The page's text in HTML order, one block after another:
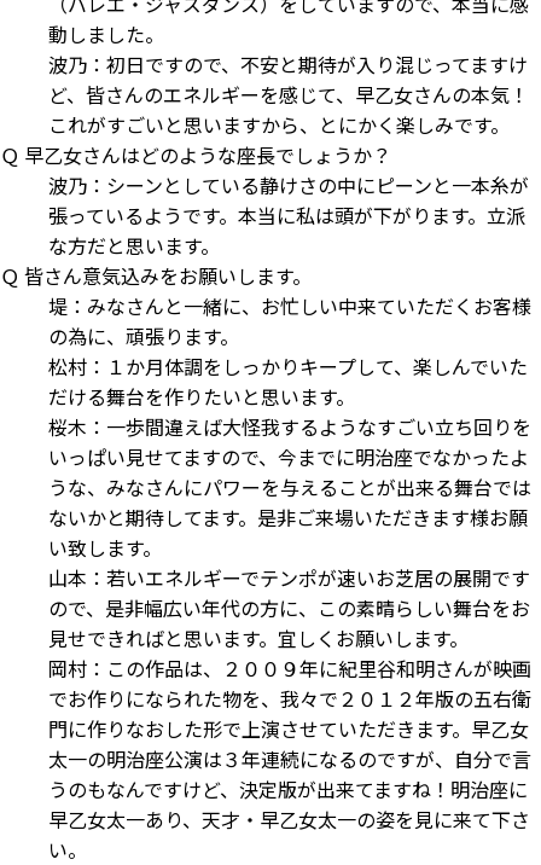
動しました。
波乃：初日ですので、不安と期待が入り混じってますけ
ど、皆さんのエネルギーを感じて、早乙女さんの本気！
これがすごいと思いますから、とにかく楽しみです。
Ｑ 早乙女さんはどのような座長でしょうか？
波乃：シーンとしている静けさの中にピーンと一本糸が
張っているようです。本当に私は頭が下がります。立派
な方だと思います。
Ｑ 皆さん意気込みをお願いします。
堤：みなさんと一緒に、お忙しい中来ていただくお客様
の為に、頑張ります。
松村：１か月体調をしっかりキープして、楽しんでいた
だける舞台を作りたいと思います。
桜木：一歩間違えば大怪我するようなすごい立ち回りを
いっぱい見せてますので、今までに明治座でなかったよ
うな、みなさんにパワーを与えることが出来る舞台では
ないかと期待してます。是非ご来場いただきます様お願
い致します。
山本：若いエネルギーでテンポが速いお芝居の展開です
ので、是非幅広い年代の方に、この素晴らしい舞台をお
見せできればと思います。宜しくお願いします。
岡村：この作品は、２００９年に紀里谷和明さんが映画
でお作りになられた物を、我々で２０１２年版の五右衛
門に作りなおした形で上演させていただきます。早乙女
太一の明治座公演は３年連続になるのですが、自分で言
うのもなんですけど、決定版が出来てますね！明治座に
早乙女太一あり、天才・早乙女太一の姿を見に来て下さ
い。